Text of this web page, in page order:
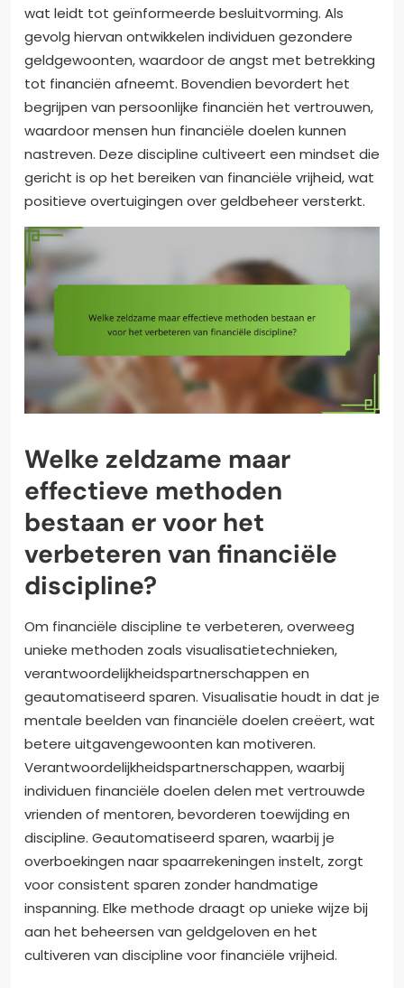
wat leidt tot geïnformeerde besluitvorming. Als
gevolg hiervan ontwikkelen individuen gezondere
geldgewoonten, waardoor de angst met betrekking
tot financiën afneemt. Bovendien bevordert het
begrijpen van persoonlijke financiën het vertrouwen,
waardoor mensen hun financiële doelen kunnen
nastreven. Deze discipline cultiveert een mindset die
gericht is op het bereiken van financiële vrijheid, wat
positieve overtuigingen over geldbeheer versterkt.
Welke zeldzame maar
effectieve methoden
bestaan er voor het
verbeteren van financiële
discipline?
Om financiële discipline te verbeteren, overweeg
unieke methoden zoals visualisatietechnieken,
verantwoordelijkheidspartnerschappen en
geautomatiseerd sparen. Visualisatie houdt in dat je
mentale beelden van financiële doelen creëert, wat
betere uitgavengewoonten kan motiveren.
Verantwoordelijkheidspartnerschappen, waarbij
individuen financiële doelen delen met vertrouwde
vrienden of mentoren, bevorderen toewijding en
discipline. Geautomatiseerd sparen, waarbij je
overboekingen naar spaarrekeningen instelt, zorgt
voor consistent sparen zonder handmatige
inspanning. Elke methode draagt op unieke wijze bij
aan het beheersen van geldgeloven en het
cultiveren van discipline voor financiële vrijheid.